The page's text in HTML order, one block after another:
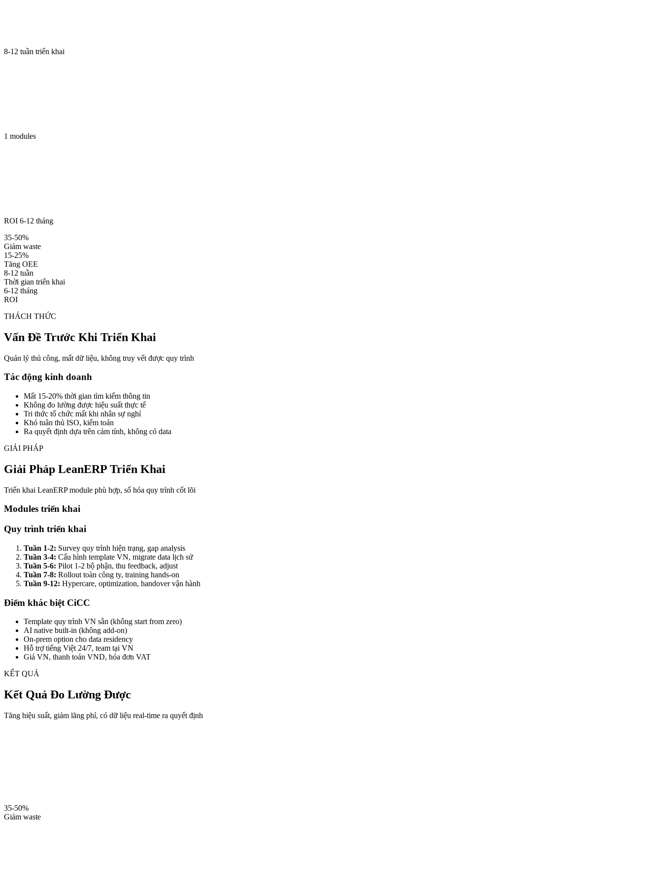
8-12 tuần triển khai
1 modules
ROI 6-12 tháng
35-50%
Giảm waste
15-25%
Tăng OEE
8-12 tuần
Thời gian triển khai
6-12 tháng
ROI
THÁCH THỨC
Vấn Đề Trước Khi Triển Khai
Quản lý thủ công, mất dữ liệu, không truy vết được quy trình
Tác động kinh doanh
Mất 15-20% thời gian tìm kiếm thông tin
Không đo lường được hiệu suất thực tế
Tri thức tổ chức mất khi nhân sự nghỉ
Khó tuân thủ ISO, kiểm toán
Ra quyết định dựa trên cảm tính, không có data
GIẢI PHÁP
Giải Pháp LeanERP Triển Khai
Triển khai LeanERP module phù hợp, số hóa quy trình cốt lõi
Modules triển khai
Quy trình triển khai
Tuần 1-2: Survey quy trình hiện trạng, gap analysis
Tuần 3-4: Cấu hình template VN, migrate data lịch sử
Tuần 5-6: Pilot 1-2 bộ phận, thu feedback, adjust
Tuần 7-8: Rollout toàn công ty, training hands-on
Tuần 9-12: Hypercare, optimization, handover vận hành
Điểm khác biệt CiCC
Template quy trình VN sẵn (không start from zero)
AI native built-in (không add-on)
On-prem option cho data residency
Hỗ trợ tiếng Việt 24/7, team tại VN
Giá VN, thanh toán VND, hóa đơn VAT
KẾT QUẢ
Kết Quả Đo Lường Được
Tăng hiệu suất, giảm lãng phí, có dữ liệu real-time ra quyết định
35-50%
Giảm waste